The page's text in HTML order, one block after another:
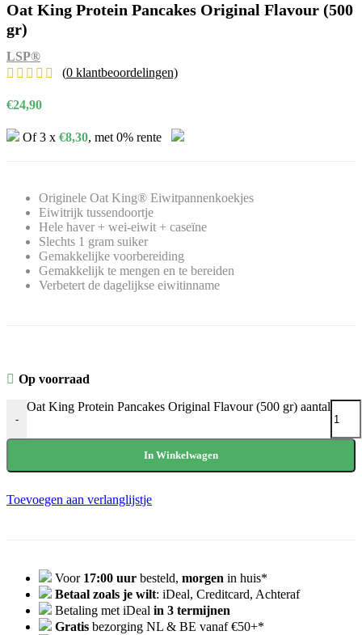
Oat King Protein Pancakes Original Flavour (500
gr)
LSP®
(0 klantbeoordelingen)
€24,90
Of 3 x €8,30, met 0% rente
Originele Oat King® Eiwitpannenkoekjes
Eiwitrijk tussendoortje
Hele haver + wei-eiwit + caseïne
Slechts 1 gram suiker
Gemakkelijke voorbereiding
Gemakkelijk te mengen en te bereiden
Verbetert de dagelijkse eiwitinname
Op voorraad
-
Oat King Protein Pancakes Original Flavour (500 gr) aantal
In Winkelwagen
Toevoegen aan verlanglijstje
Voor 17:00 uur besteld, morgen in huis*
Betaal zoals je wilt: iDeal, Creditcard, Achteraf
Betaling met iDeal in 3 termijnen
Gratis bezorging NL & BE vanaf €50+*